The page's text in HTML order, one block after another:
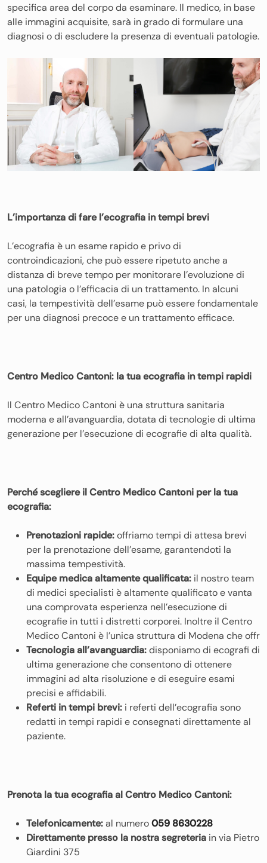
specifica area del corpo da esaminare. Il medico, in base
alle immagini acquisite, sarà in grado di formulare una
diagnosi o di escludere la presenza di eventuali patologie.
L’importanza di fare l’ecografia in tempi brevi
L’ecografia è un esame rapido e privo di
controindicazioni, che può essere ripetuto anche a
distanza di breve tempo per monitorare l’evoluzione di
una patologia o l’efficacia di un trattamento. In alcuni
casi, la tempestività dell’esame può essere fondamentale
per una diagnosi precoce e un trattamento efficace.
Centro Medico Cantoni: la tua ecografia in tempi rapidi
Il Centro Medico Cantoni è una struttura sanitaria
moderna e all’avanguardia, dotata di tecnologie di ultima
generazione per l’esecuzione di ecografie di alta qualità.
Perché scegliere il Centro Medico Cantoni per la tua
ecografia:
Prenotazioni rapide:offriamo tempi di attesa brevi
per la prenotazione dell’esame, garantendoti la
massima tempestività.
Equipe medica altamente qualificata: il nostro team
di medici specialisti è altamente qualificato e vanta
una comprovata esperienza nell’esecuzione di
ecografie in tutti i distretti corporei. Inoltre il Centro
Medico Cantoni è l’unica struttura di Modena che offr
Tecnologia all’avanguardia:disponiamo di ecografi di
ultima generazione che consentono di ottenere
immagini ad alta risoluzione e di eseguire esami
precisi e affidabili.
Referti in tempi brevi: i referti dell’ecografia sono
redatti in tempi rapidi e consegnati direttamente al
paziente.
Prenota la tua ecografia al Centro Medico Cantoni:
Telefonicamente:al numero059 8630228
Direttamente presso la nostra segreteria in via Pietro
Giardini 375